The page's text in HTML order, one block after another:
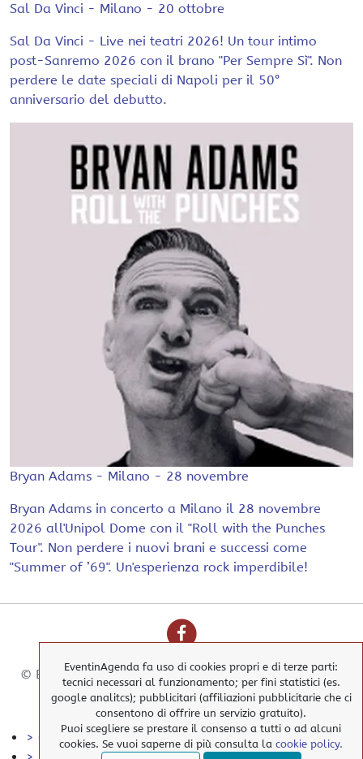
Sal Da Vinci - Milano - 20 ottobre
Sal Da Vinci - Live nei teatri 2026! Un tour intimo
post-Sanremo 2026 con il brano "Per Sempre Sì". Non
perdere le date speciali di Napoli per il 50°
anniversario del debutto.
Bryan Adams - Milano - 28 novembre
Bryan Adams in concerto a Milano il 28 novembre
2026 all'Unipol Dome con il "Roll with the Punches
Tour". Non perdere i nuovi brani e successi come
"Summer of ’69". Un'esperienza rock imperdibile!
© EventinAgenda 2017-2026-All Rights Reserved.
EventinAgenda fa uso di cookies propri e di terze parti:
tecnici necessari al funzionamento; per fini statistici (es.
google analitcs); pubblicitari (affiliazioni pubblicitarie che ci
consentono di offrire un servizio gratuito).
Puoi scegliere se prestare il consenso a tutti o ad alcuni
cookies. Se vuoi saperne di più consulta la cookie policy.
> Cookies Policy